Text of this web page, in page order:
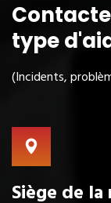
type
(Incidents,
Siège de la